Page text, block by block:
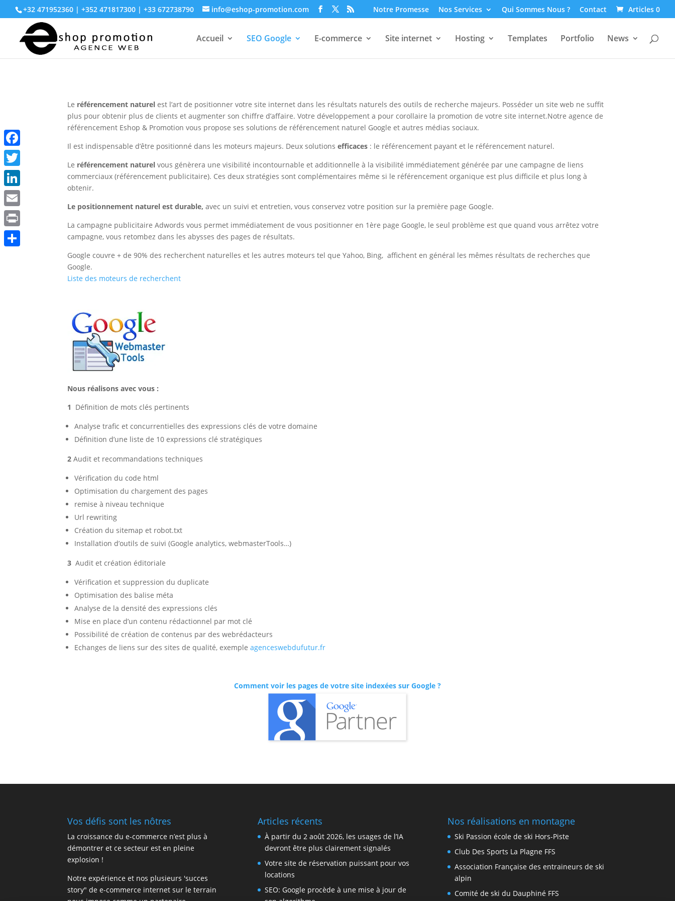
+32 471952360 | +352 471817300 | +33 672738790 info@eshop-promotion.com Notre Promesse Nos Services Qui Sommes Nous ? Contact Articles 0
Accueil SEO Google E-commerce Site internet Hosting Templates Portfolio News
Le référencement naturel est l’art de positionner votre site internet dans les résultats naturels des outils de recherche majeurs. Posséder un site web ne suffit
plus pour obtenir plus de clients et augmenter son chiffre d’affaire. Votre développement a pour corollaire la promotion de votre site internet.Notre agence de
référencement Eshop & Promotion vous propose ses solutions de référencement naturel Google et autres médias sociaux.
Il est indispensable d’être positionné dans les moteurs majeurs. Deux solutionsefficaces : le référencement payant et le référencement naturel.
Le référencement naturel vous génèrera une visibilité incontournable et additionnelle à la visibilité immédiatement générée par une campagne de liens
commerciaux (référencement publicitaire). Ces deux stratégies sont complémentaires même si le référencement organique est plus difficile et plus long à
obtenir.
Le positionnement naturel est durable,avec un suivi et entretien, vous conservez votre position sur la première page Google.
La campagne publicitaire Adwords vous permet immédiatement de vous positionner en 1ère page Google, le seul problème est que quand vous arrêtez votre
campagne, vous retombez dans les abysses des pages de résultats.
Google couvre + de 90% des recherchent naturelles et les autres moteurs tel que Yahoo, Bing, affichent en général les mêmes résultats de recherches que
Google.
Liste des moteurs de recherchent
Nous réalisons avec vous :
1 Définition de mots clés pertinents
Analyse trafic et concurrentielles des expressions clés de votre domaine
Définition d’une liste de 10 expressions clé stratégiques
2 Audit et recommandations techniques
Vérification du code html
Optimisation du chargement des pages
remise à niveau technique
Url rewriting
Création du sitemap et robot.txt
Installation d’outils de suivi (Google analytics, webmasterTools…)
3 Audit et création éditoriale
Vérification et suppression du duplicate
Optimisation des balise méta
Analyse de la densité des expressions clés
Mise en place d’un contenu rédactionnel par mot clé
Possibilité de création de contenus par des webrédacteurs
Echanges de liens sur des sites de qualité, exempleagenceswebdufutur.fr
Comment voir les pages de votre site indexées sur Google ?
Vos défis sont les nôtres
La croissance du e-commerce n’est plus à
démontrer et ce secteur est en pleine
explosion !
Notre expérience et nos plusieurs 'succes
story" de e-commerce internet sur le terrain
Articles récents
À partir du 2 août 2026, les usages de l’IA
devront être plus clairement signalés
Votre site de réservation puissant pour vos
locations
SEO: Google procède à une mise à jour de
Nos réalisations en montagne
Ski Passion école de ski Hors-Piste
Club Des Sports La Plagne FFS
Association Française des entraineurs de ski
alpin
Comité de ski du Dauphiné FFS
Facebook
Twitter
LinkedIn
Email
Print